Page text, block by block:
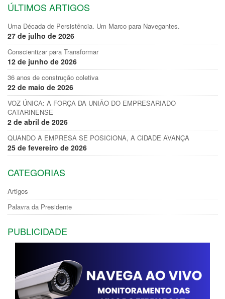
ÚLTIMOS ARTIGOS
Uma Década de Persistência. Um Marco para Navegantes.
27 de julho de 2026
Conscientizar para Transformar
12 de junho de 2026
36 anos de construção coletiva
22 de maio de 2026
VOZ ÚNICA: A FORÇA DA UNIÃO DO EMPRESARIADO
CATARINENSE
2 de abril de 2026
QUANDO A EMPRESA SE POSICIONA, A CIDADE AVANÇA
25 de fevereiro de 2026
CATEGORIAS
Artigos
Palavra da Presidente
PUBLICIDADE